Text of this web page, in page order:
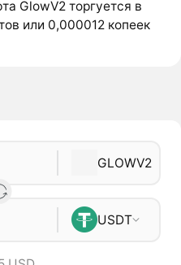
GlowV2 торгуется в
или 0,000012 копеек
GLOWV2
USDT